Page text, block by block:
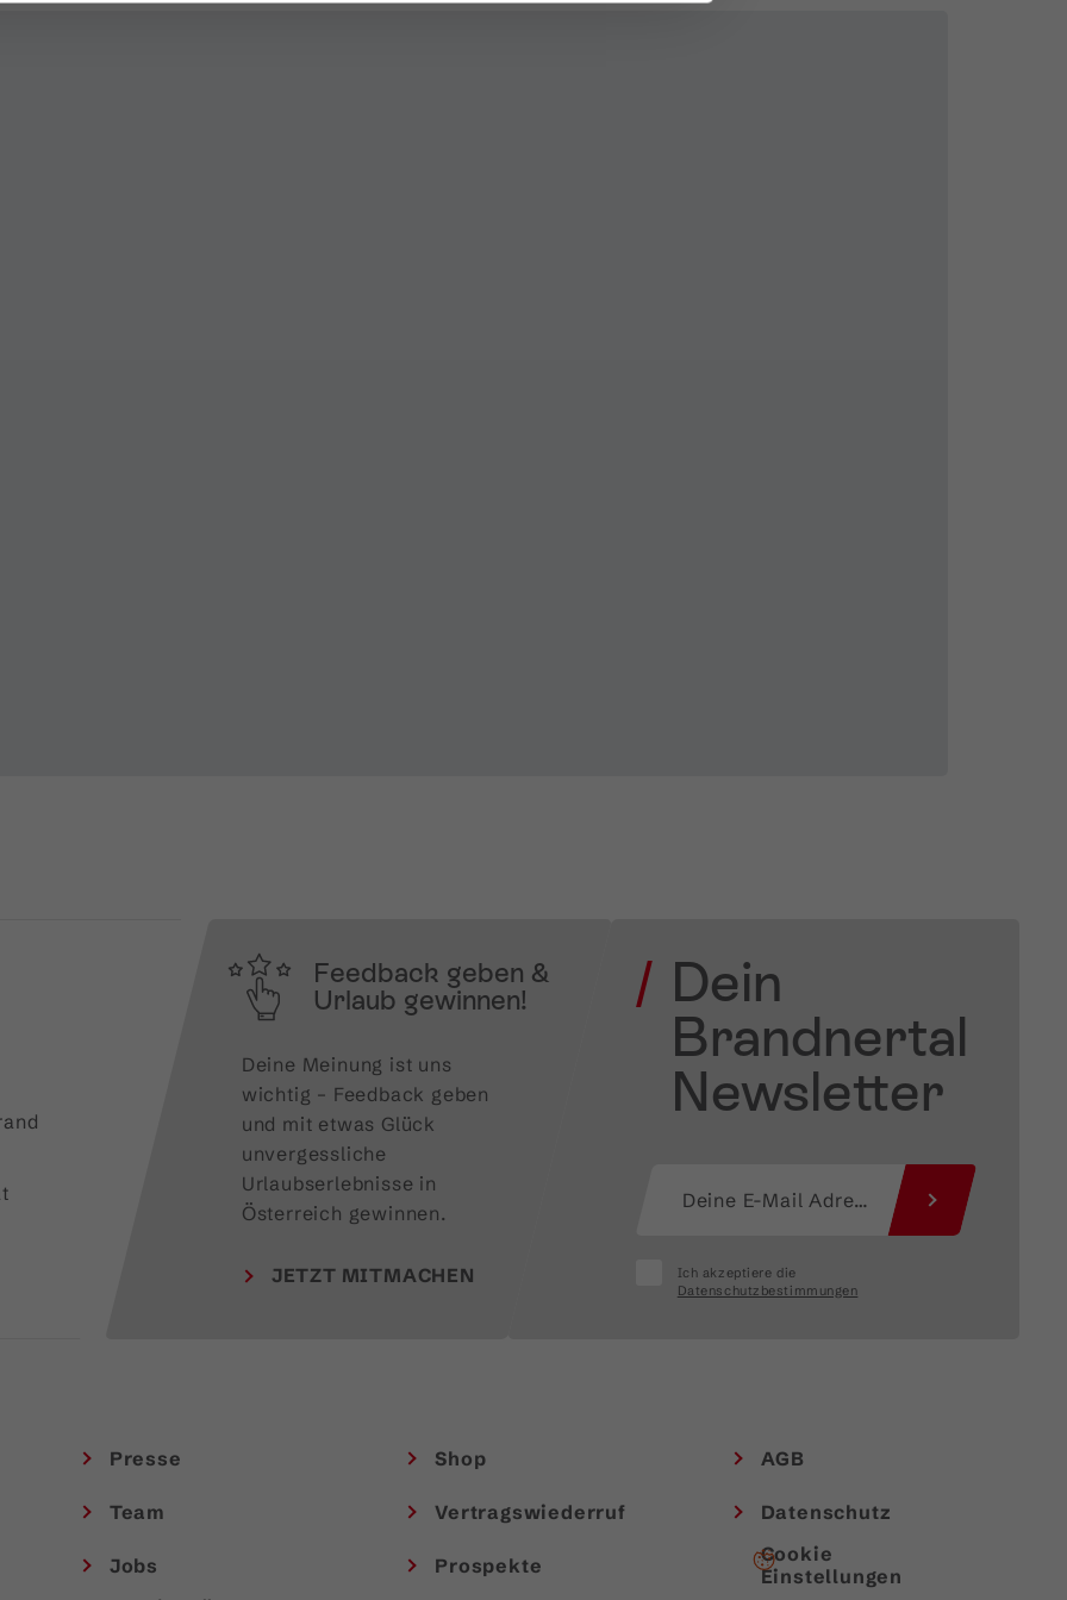
Feedback geben &
Urlaub gewinnen!
Deine Meinung ist uns
wichtig – Feedback geben
und mit etwas Glück
unvergessliche
Urlaubserlebnisse in
Österreich gewinnen.
JETZT MITMACHEN
Dein
Brandnertal
Newsletter
Ich akzeptiere die
Datenschutzbestimmungen
Presse
Team
Jobs
Shop
Vertragswiederruf
Prospekte
AGB
Datenschutz
Cookie
Einstellungen